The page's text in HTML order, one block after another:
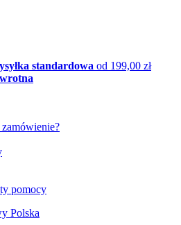
standardowa od 199,00 zł
pomocy